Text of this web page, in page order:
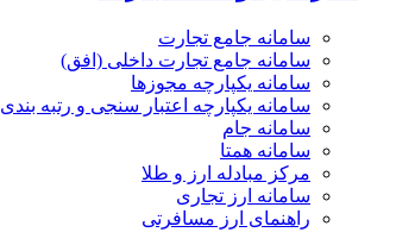
سامانه جامع تجارت
سامانه جامع تجارت داخلی (افق)
سامانه یکپارچه مجوزها
سامانه یکپارچه اعتبار سنجی و رتبه بندی
سامانه جام
سامانه همتا
مرکز مبادله ارز و طلا
سامانه ارز تجاری
راهنمای ارز مسافرتی